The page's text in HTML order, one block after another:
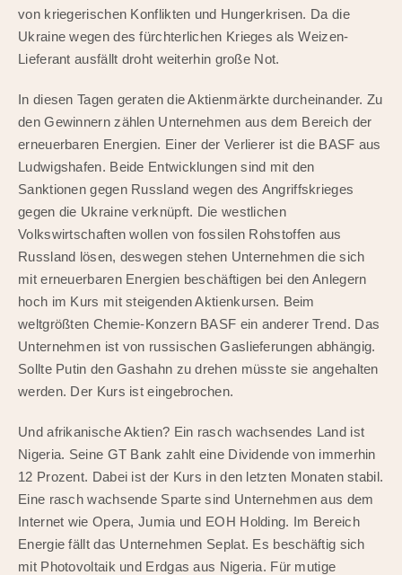
von kriegerischen Konflikten und Hungerkrisen. Da die
Ukraine wegen des fürchterlichen Krieges als Weizen-
Lieferant ausfällt droht weiterhin große Not.
In diesen Tagen geraten die Aktienmärkte durcheinander. Zu
den Gewinnern zählen Unternehmen aus dem Bereich der
erneuerbaren Energien. Einer der Verlierer ist die BASF aus
Ludwigshafen. Beide Entwicklungen sind mit den
Sanktionen gegen Russland wegen des Angriffskrieges
gegen die Ukraine verknüpft. Die westlichen
Volkswirtschaften wollen von fossilen Rohstoffen aus
Russland lösen, deswegen stehen Unternehmen die sich
mit erneuerbaren Energien beschäftigen bei den Anlegern
hoch im Kurs mit steigenden Aktienkursen. Beim
weltgrößten Chemie-Konzern BASF ein anderer Trend. Das
Unternehmen ist von russischen Gaslieferungen abhängig.
Sollte Putin den Gashahn zu drehen müsste sie angehalten
werden. Der Kurs ist eingebrochen.
Und afrikanische Aktien? Ein rasch wachsendes Land ist
Nigeria. Seine GT Bank zahlt eine Dividende von immerhin
12 Prozent. Dabei ist der Kurs in den letzten Monaten stabil.
Eine rasch wachsende Sparte sind Unternehmen aus dem
Internet wie Opera, Jumia und EOH Holding. Im Bereich
Energie fällt das Unternehmen Seplat. Es beschäftig sich
mit Photovoltaik und Erdgas aus Nigeria. Für mutige